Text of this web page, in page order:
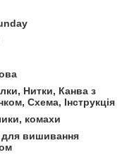
Нитки, Канва з
Схема, Інструкція
комахи
для вишивання